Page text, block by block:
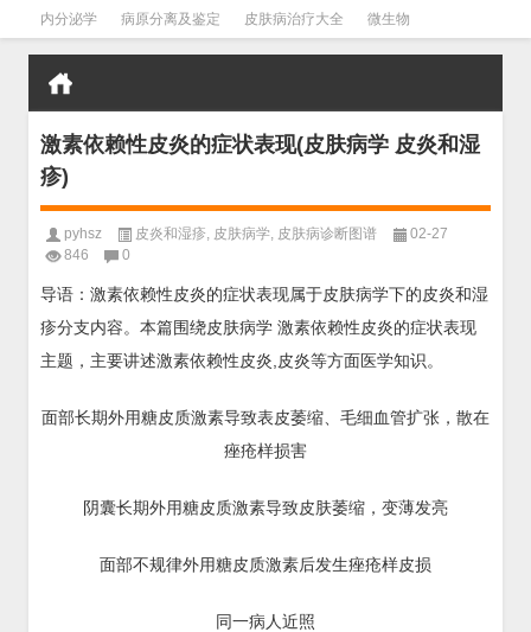
内分泌学 病原分离及鉴定 皮肤病治疗大全 微生物
皮肤病学 男科学 血液病学 心血管 口腔医学 禁戒毒品
激素依赖性皮炎的症状表现(皮肤病学 皮炎和湿
疹)
pyhsz 皮炎和湿疹, 皮肤病学, 皮肤病诊断图谱
02-27
846
0
导语：激素依赖性皮炎的症状表现属于皮肤病学下的皮炎和湿
疹分支内容。本篇围绕皮肤病学 激素依赖性皮炎的症状表现
主题，主要讲述激素依赖性皮炎,皮炎等方面医学知识。
面部长期外用糖皮质激素导致表皮萎缩、毛细血管扩张，散在
痤疮样损害
阴囊长期外用糖皮质激素导致皮肤萎缩，变薄发亮
面部不规律外用糖皮质激素后发生痤疮样皮损
同一病人近照